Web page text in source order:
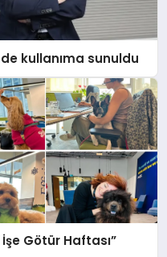
kullanıma sunuldu
Götür Haftası”